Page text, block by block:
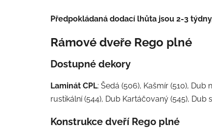
Předpokládaná dodací lhůta jsou 2-3
Rámové dveře Rego plné
Dostupné dekory
Laminát CPL: Šedá (506), Kašmír (510), Dub
rustikální (544), Dub Kartáčovaný (545), Dub
Konstrukce dveří Rego plné